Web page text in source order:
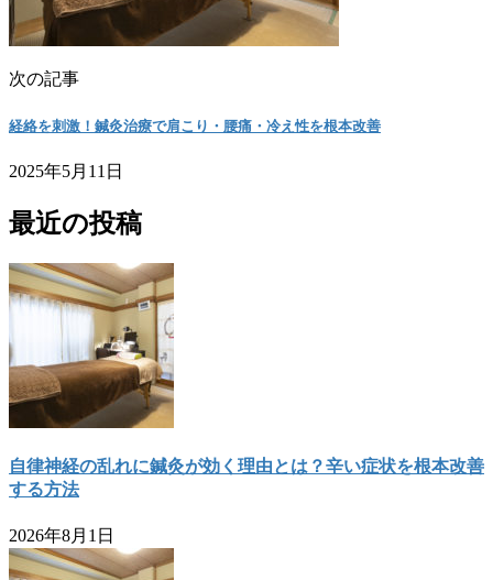
次の記事
経絡を刺激！鍼灸治療で肩こり・腰痛・冷え性を根本改善
2025年5月11日
最近の投稿
自律神経の乱れに鍼灸が効く理由とは？辛い症状を根本改善
する方法
2026年8月1日